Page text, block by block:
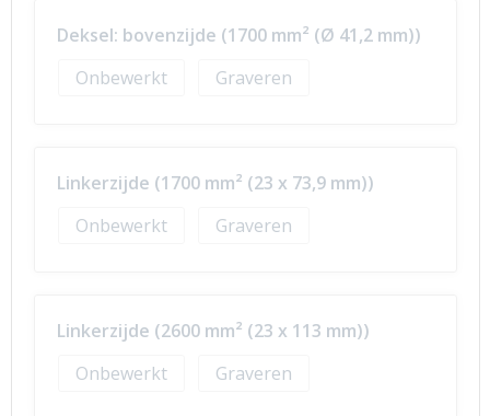
Deksel: bovenzijde (1700 mm² (Ø 41,2 mm))
Onbewerkt
Graveren
Linkerzijde (1700 mm² (23 x 73,9 mm))
Onbewerkt
Graveren
Linkerzijde (2600 mm² (23 x 113 mm))
Onbewerkt
Graveren